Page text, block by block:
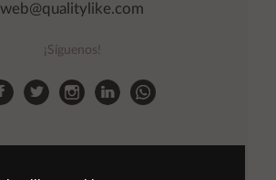
web@qualitylike.com
¡Síguenos!